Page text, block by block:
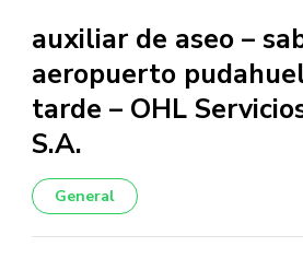
auxiliar de aseo –
aeropuerto
tarde – OHL
S.A.
General